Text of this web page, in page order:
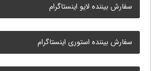
سفارش بیننده لایو اینستاگرام
سفارش بیننده استوری اینستاگرام